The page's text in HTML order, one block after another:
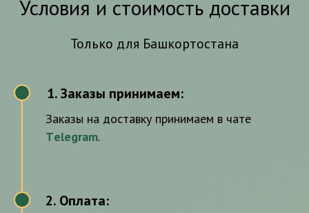
Условия и стоимость доставки
Только для Башкортостана
Заказы принимаем:
Заказы на доставку принимаем в чате
Тelegram.
2. Оплата: